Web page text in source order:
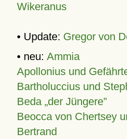
Wikeranus
• Update: Gregor von
• neu: Ammia
Apollonius und
Bartholuccius und
Beda „der Jüngere”
Beocca von Chertsey
Bertrand